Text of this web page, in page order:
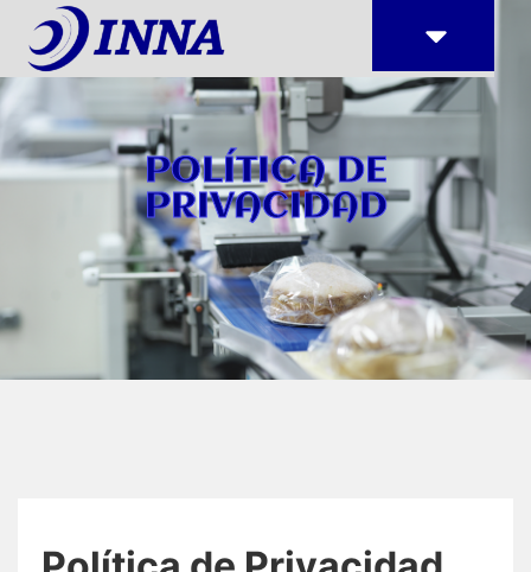
POLÍTICA DE
PRIVACIDAD